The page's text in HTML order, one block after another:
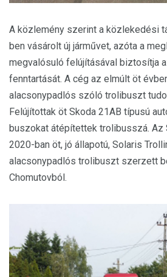
A közlemény szerint a közlekedési
ben vásárolt új járművet, azóta a
megvalósuló felújításával biztosítja
fenntartását. A cég az elmúlt öt
alacsonypadlós szóló trolibuszt
Felújítottak öt Skoda 21AB típusú
buszokat átépítettek trolibusszá. Az
2020-ban öt, jó állapotú, Solaris
alacsonypadlós trolibuszt szerzett
Chomutovból.